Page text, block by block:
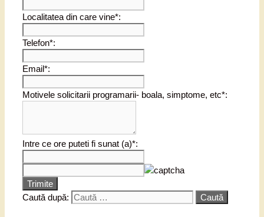
Localitatea din care vine*:
Telefon*:
Email*:
Motivele solicitarii programarii- boala, simptome, etc*:
Intre ce ore puteti fi sunat (a)*:
Trimite
Caută după: